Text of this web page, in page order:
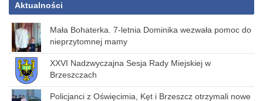
Aktualności
Mała Bohaterka. 7-letnia Dominika wezwała pomoc do
nieprzytomnej mamy
XXVI Nadzwyczajna Sesja Rady Miejskiej w
Brzeszczach
Policjanci z Oświęcimia, Kęt i Brzeszcz otrzymali nowe